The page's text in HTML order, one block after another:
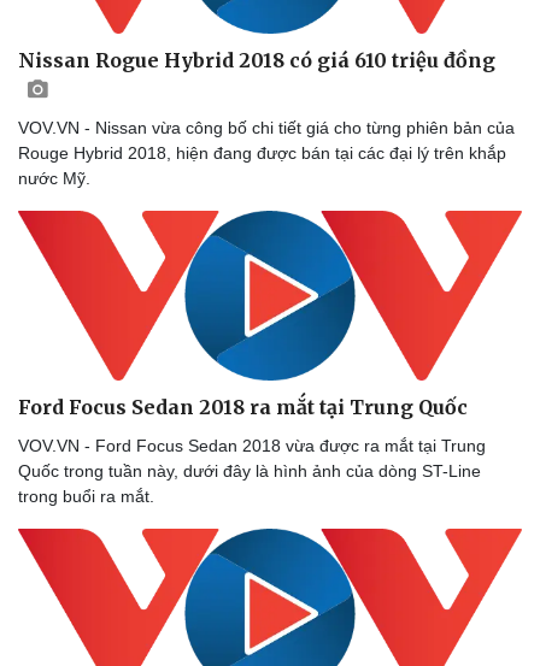
Nissan Rogue Hybrid 2018 có giá 610 triệu đồng
VOV.VN - Nissan vừa công bố chi tiết giá cho từng phiên bản của
Rouge Hybrid 2018, hiện đang được bán tại các đại lý trên khắp
nước Mỹ.
Ford Focus Sedan 2018 ra mắt tại Trung Quốc
VOV.VN - Ford Focus Sedan 2018 vừa được ra mắt tại Trung
Quốc trong tuần này, dưới đây là hình ảnh của dòng ST-Line
trong buổi ra mắt.